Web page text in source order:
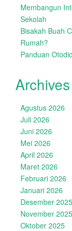
Membangun
Sekolah
Bisakah Buah
Rumah?
Panduan
Archives
Agustus 2026
Juli 2026
Juni 2026
Mei 2026
April 2026
Maret 2026
Februari 2026
Januari 2026
Desember 2025
November 2025
Oktober 2025